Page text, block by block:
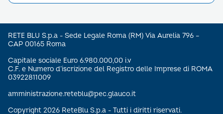
RETE BLU S.p.a - Sede Legale Roma (RM) Via Aurelia 796 –
CAP 00165 Roma
Capitale sociale Euro 6.980.000,00 i.v
C.F. e Numero d’iscrizione del Registro delle Imprese di ROMA
03922811009
amministrazione.reteblu@pec.glauco.it
Copyright 2026 ReteBlu S.p.a - Tutti i diritti riservati.